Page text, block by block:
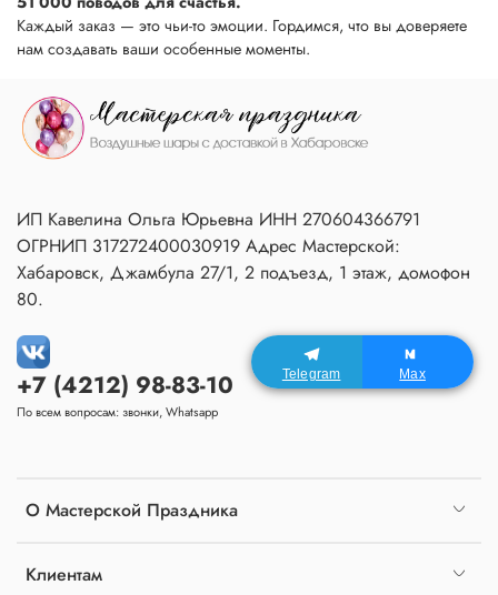
Каждый заказ — это чьи-то эмоции. Гордимся, что вы доверяете
нам создавать ваши особенные моменты.
О Мастерской Праздника
Клиентам
+7 (4212) 98-83-10
По всем вопросам: звонки, Whatsapp
ИП Кавелина Ольга Юрьевна ИНН 270604366791
ОГРНИП 317272400030919 Адрес Мастерской:
Хабаровск, Джамбула 27/1, 2 подъезд, 1 этаж, домофон
80.
Telegram Max